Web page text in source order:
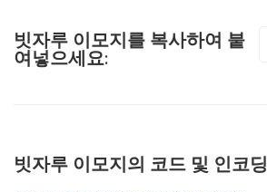
빗자루 이모지를 복사하여 붙
여넣으세요:
빗자루 이모지의 코드 및 인코딩